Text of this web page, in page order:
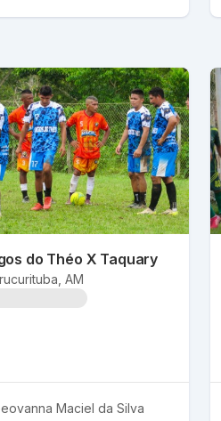
do Théo X Taquary
, AM
Maciel da Silva